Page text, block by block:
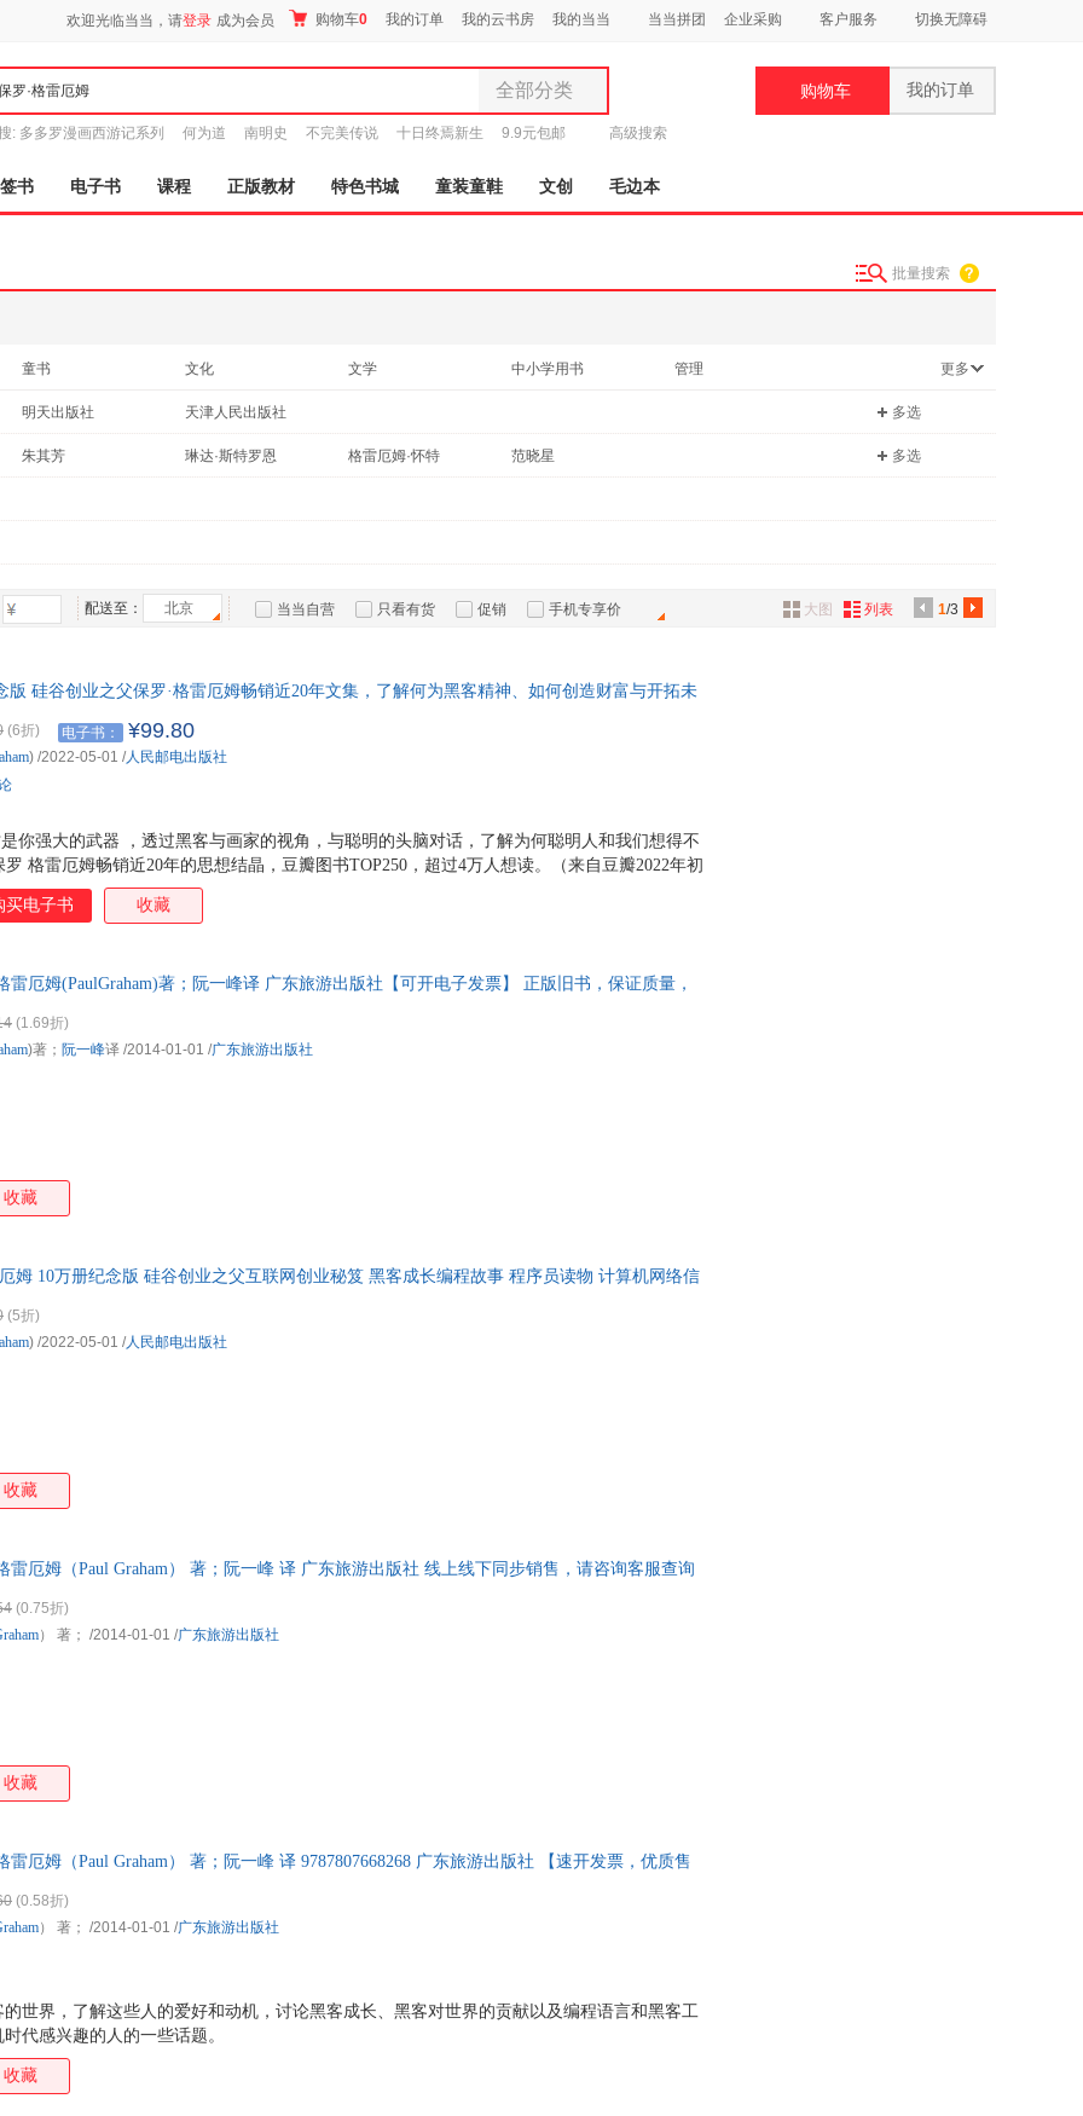
欢迎光临当当，请登录 成为会员 购物车0 我的订单 我的云书房 我的当当 当当拼团 企业采购 客户服务 切换无障碍
全部分类
全部分类
图书
电子书
玩具
家居日用
运动户外
食品
: 多多罗漫画西游记系列 何为道 南明史 不完美传说 十日终焉新生 9.9元包邮 高级搜索
购物车 我的订单
书 电子书 课程 正版教材 特色书城 童装童鞋 文创 毛边本
批量搜索
童书 文化 文学 中小学用书
管理
成功/励志
经济
更多
明天出版社 天津人民出版社 多选
朱其芳 琳达·斯特罗恩 格雷厄姆·怀特 范晓星 多选
配送至： 北京 当当自营 只看有货 促销 手机专享价 1/3
大图 列表
版 硅谷创业之父保罗·格雷厄姆畅销近20年文集，了解何为黑客精神、如何创造财富与开拓未
你强大的武器 ，透过黑客与画家的视角，与聪明的头脑对话，了解为何聪明人和我们想得不
格雷厄姆畅销近20年的思想结晶，豆瓣图书TOP250，超过4万人想读。（来自豆瓣2022年初
兼CEO陆奇作序推荐，王小川、吴声、罗振宇、姬十三、蒋涛、采铜、成甲、阳志平、林恒
军、李卓桓、高庆一联合推荐 4 透过15篇通俗易懂的文章，了解黑客精神如何塑造我们的世
(6折) 电子书： ¥99.80
) /2022-05-01 /人民邮电出版社
买电子书 收藏
雷厄姆(PaulGraham)著；阮一峰译 广东旅游出版社【可开电子发票】 正版旧书，保证质量，
(1.69折)
)著； 阮一峰译 /2014-01-01 /广东旅游出版社
收藏
姆 10万册纪念版 硅谷创业之父互联网创业秘笈 黑客成长编程故事 程序员读物 计算机网络信
(5折)
) /2022-05-01 /人民邮电出版社
收藏
雷厄姆（Paul Graham） 著；阮一峰 译 广东旅游出版社 线上线下同步销售，请咨询客服查询
(0.75折)
） 著； /2014-01-01 /广东旅游出版社
收藏
雷厄姆（Paul Graham） 著；阮一峰 译 9787807668268 广东旅游出版社 【速开发票，优质售
世界，了解这些人的爱好和动机，讨论黑客成长、黑客对世界的贡献以及编程语言和黑客工
代感兴趣的人的一些话题。
(0.58折)
） 著； /2014-01-01 /广东旅游出版社
收藏